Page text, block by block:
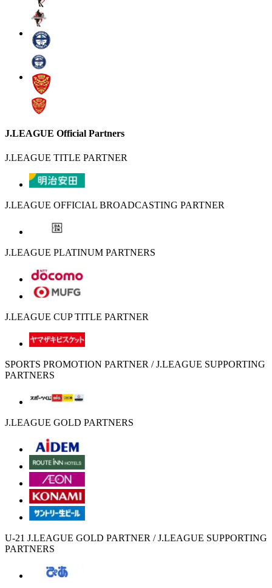
J.LEAGUE Official Partners
J.LEAGUE TITLE PARTNER
J.LEAGUE OFFICIAL BROADCASTING PARTNER
J.LEAGUE PLATINUM PARTNERS
J.LEAGUE CUP TITLE PARTNER
SPORTS PROMOTION PARTNER / J.LEAGUE SUPPORTING
PARTNERS
J.LEAGUE GOLD PARTNERS
U-21 J.LEAGUE GOLD PARTNER / J.LEAGUE SUPPORTING
PARTNERS